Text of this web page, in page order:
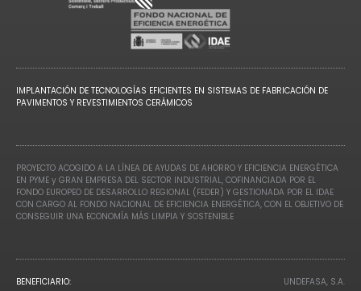
IMPLANTACIÓN DE TECNOLOGÍAS EFICIENTES EN SISTEMAS DE FABRICACIÓN DE
PAVIMENTOS Y REVESTIMIENTOS CERÁMICOS
PROYECTO ACOGIDO A LA LÍNEA DE AYUDAS DE AHORRO Y EFICIENCIA ENERGÉTICA
EN PYME y GRAN EMPRESA DEL SECTOR INDUSTRIAL, COFINANCIADA POR EL
FONDO EUROPEO DE DESARROLLO REGIONAL (FEDER) Y GESTIONADA POR EL IDAE
CON CARGO AL FONDO NACIONAL DE EFICIENCIA ENERGÉTICA, CON EL OBJETIVO DE
CONSEGUIR UNA ECONOMÍA MÁS LIMPIA Y SOSTENIBLE
BENEFICIARIO: UNDEFASA, S.A.